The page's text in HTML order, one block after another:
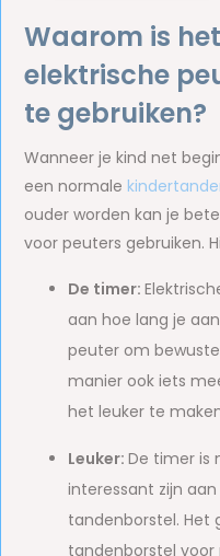
Waarom is
elektrische
te gebruiken?
Wanneer je kind net
een normale
ouder worden kan je
voor peuters gebruiken.
De timer:
aan hoe lang je
peuter om
manier ook iets
het leuker te
Leuker:De timer is
interessant zijn
tandenborstel. Het
tandenborstel voor